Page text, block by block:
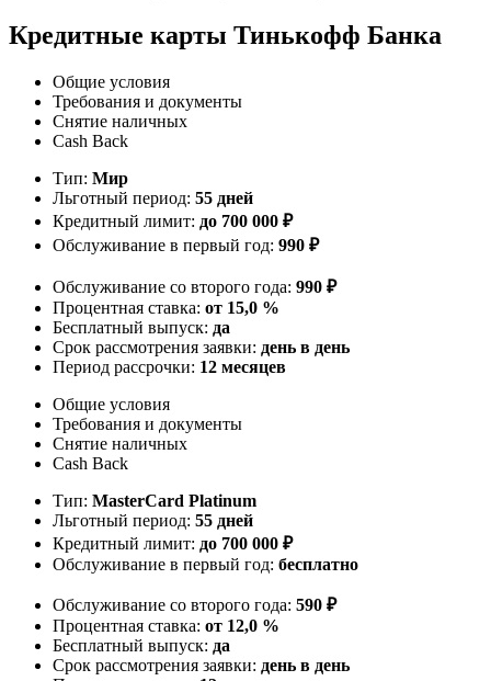
Кредитные карты Тинькофф Банка
Общие условия
Требования и документы
Снятие наличных
Cash Back
Тип: Мир
Льготный период: 55 дней
Кредитный лимит: до 700 000 ₽
Обслуживание в первый год: 990 ₽
Обслуживание со второго года: 990 ₽
Процентная ставка: от 15,0 %
Бесплатный выпуск: да
Срок рассмотрения заявки: день в день
Период рассрочки: 12 месяцев
Общие условия
Требования и документы
Снятие наличных
Cash Back
Тип: MasterСard Platinum
Льготный период: 55 дней
Кредитный лимит: до 700 000 ₽
Обслуживание в первый год: бесплатно
Обслуживание со второго года: 590 ₽
Процентная ставка: от 12,0 %
Бесплатный выпуск: да
Срок рассмотрения заявки: день в день